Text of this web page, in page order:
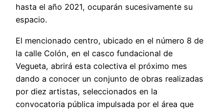
hasta el año 2021, ocuparán sucesivamente su
espacio.
El mencionado centro, ubicado en el número 8 de
la calle Colón, en el casco fundacional de
Vegueta, abrirá esta colectiva el próximo mes
dando a conocer un conjunto de obras realizadas
por diez artistas, seleccionados en la
convocatoria pública impulsada por el área que